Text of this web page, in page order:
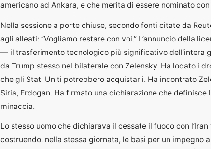
americano ad Ankara, e che merita di essere nominato con
Nella sessione a porte chiuse, secondo fonti citate da
agli alleati: “Vogliamo restare con voi.” L’annuncio della
— il trasferimento tecnologico più significativo dell’intera
da Trump stesso nel bilaterale con Zelensky. Ha lodato i
che gli Stati Uniti potrebbero acquistarli. Ha incontrato
Siria, Erdogan. Ha firmato una dichiarazione che definisce
minaccia.
Lo stesso uomo che dichiarava il cessate il fuoco con l’Iran
costruendo, nella stessa giornata, le basi per un impegno